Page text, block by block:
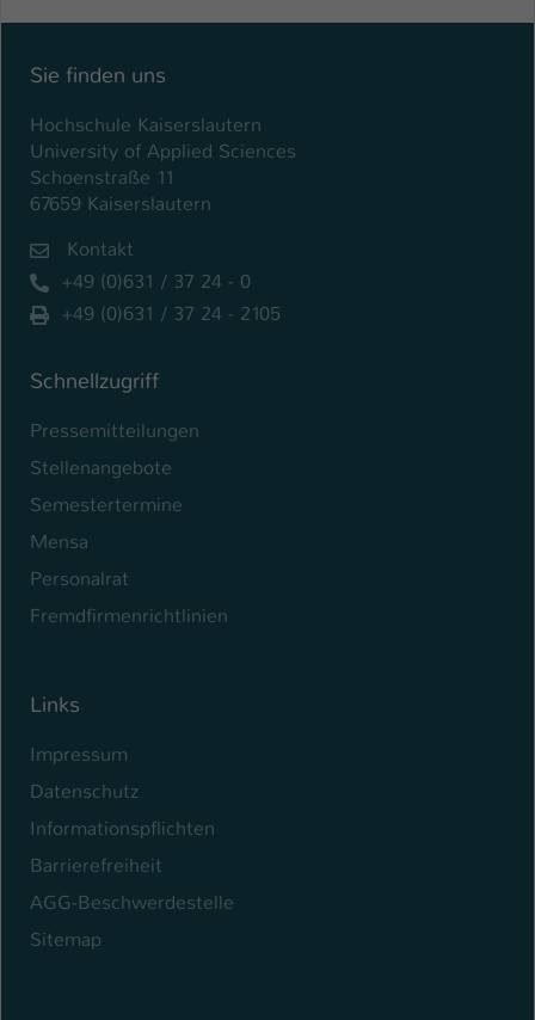
Sie finden uns
Hochschule Kaiserslautern
University of Applied Sciences
Schoenstraße 11
67659 Kaiserslautern
Kontakt
+49 (0)631 / 37 24 - 0
+49 (0)631 / 37 24 - 2105
Schnellzugriff
Pressemitteilungen
Stellenangebote
Semestertermine
Mensa
Personalrat
Fremdfirmenrichtlinien
Links
Impressum
Datenschutz
Informationspflichten
Barrierefreiheit
AGG-Beschwerdestelle
Sitemap